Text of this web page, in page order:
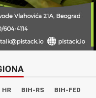
HR BIH-RS BIH-FED